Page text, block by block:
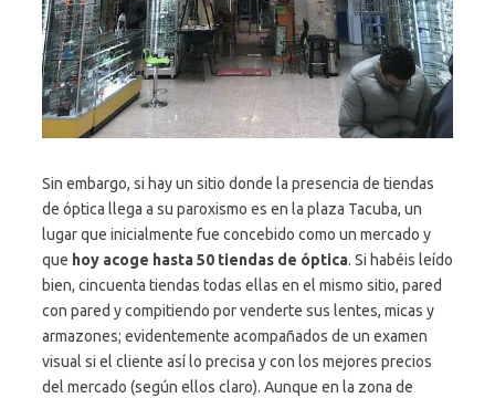
Sin embargo, si hay un sitio donde la presencia de tiendas
de óptica llega a su paroxismo es en la plaza Tacuba, un
lugar que inicialmente fue concebido como un mercado y
que hoy acoge hasta 50 tiendas de óptica. Si habéis leído
bien, cincuenta tiendas todas ellas en el mismo sitio, pared
con pared y compitiendo por venderte sus lentes, micas y
armazones; evidentemente acompañados de un examen
visual si el cliente así lo precisa y con los mejores precios
del mercado (según ellos claro). Aunque en la zona de